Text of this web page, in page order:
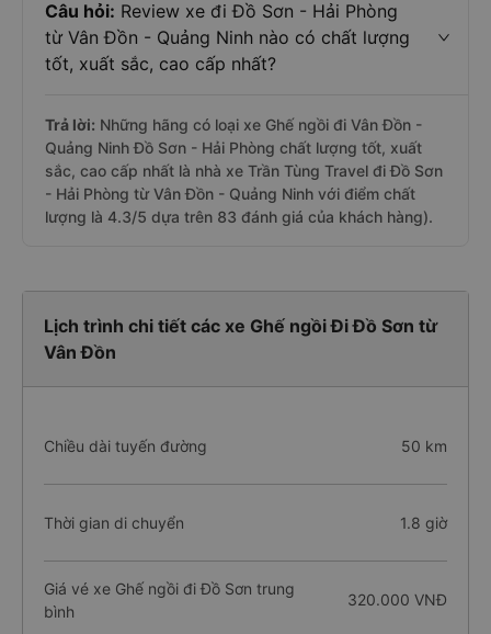
Câu hỏi: Review xe đi Đồ Sơn - Hải Phòng
từ Vân Đồn - Quảng Ninh nào có chất lượng
tốt, xuất sắc, cao cấp nhất?
Trả lời: Những hãng có loại xe Ghế ngồi đi Vân Đồn -
Quảng Ninh Đồ Sơn - Hải Phòng chất lượng tốt, xuất
sắc, cao cấp nhất là nhà xe Trần Tùng Travel đi Đồ Sơn
- Hải Phòng từ Vân Đồn - Quảng Ninh với điểm chất
lượng là 4.3/5 dựa trên 83 đánh giá của khách hàng).
Lịch trình chi tiết các xe Ghế ngồi Đi Đồ Sơn từ
Vân Đồn
Chiều dài tuyến đường 50 km
Thời gian di chuyển 1.8 giờ
Giá vé xe Ghế ngồi đi Đồ Sơn trung
bình
320.000 VNĐ